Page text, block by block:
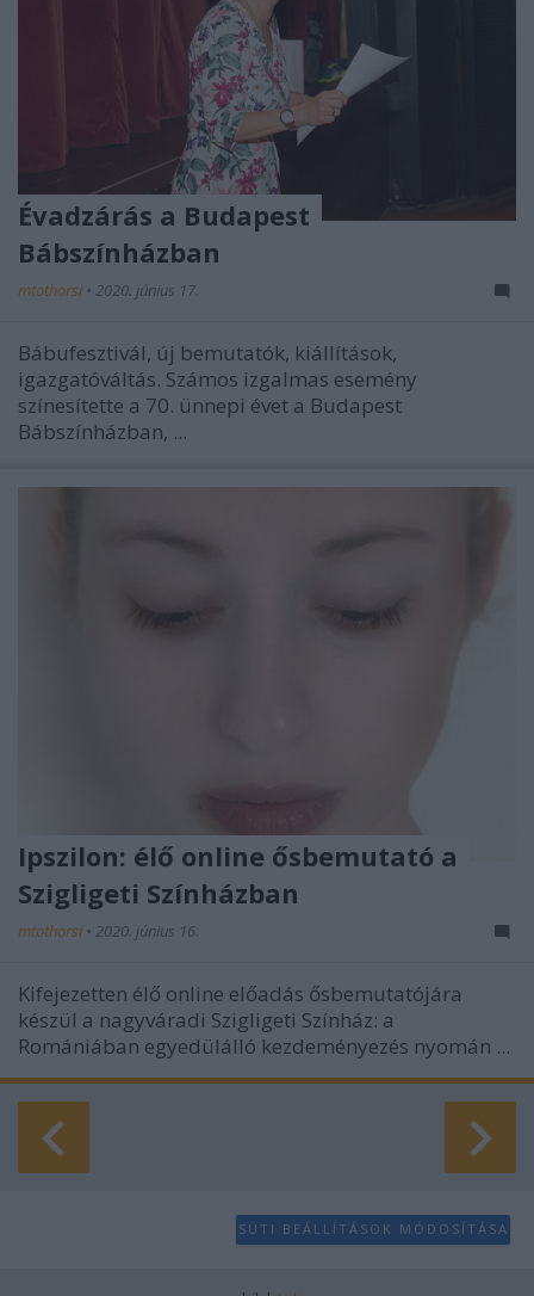
Évadzárás a Budapest
Bábszínházban
mtothorsi • 2020. június 17.
Bábufesztivál, új bemutatók, kiállítások,
igazgatóváltás. Számos izgalmas esemény
színesítette a 70. ünnepi évet a Budapest
Bábszínházban, ...
Ipszilon: élő online ősbemutató a
Szigligeti Színházban
mtothorsi • 2020. június 16.
Kifejezetten élő online előadás ősbemutatójára
készül a nagyváradi Szigligeti Színház: a
Romániában egyedülálló kezdeményezés nyomán ...
SÜTI BEÁLLÍTÁSOK MÓDOSÍTÁSA